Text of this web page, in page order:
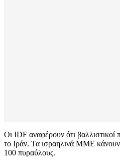
Οι IDF αναφέρουν ότι βαλλιστικοί
το Ιράν. Τα ισραηλινά ΜΜΕ
100 πυραύλους.